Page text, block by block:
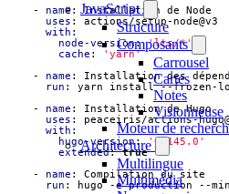
JavaScript
Structure
Composants
Carrousel
Cartes
Notes
Visionneuse
Moteur de
Architecture
Multilingue
Multimédia
- name:
Installation de Node
uses :
actions/setup-node@v3
with :
node-version: 'lts/*'
cache :
'yarn'
- name :
Installation des
run :
yarn install --frozen-
- name :
Installation de Hugo
uses :
peaceiris/actions-
with :
hugo-version: '0.145.0'
extended: true
- name :
Compilation du site
run :
hugo -e production --